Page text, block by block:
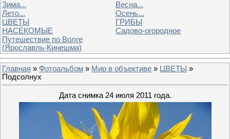
Зима...
Весна...
Лето...
Осень...
ЦВЕТЫ
ГРИБЫ
НАСЕКОМЫЕ
Садово-огородное
Путешествие по Волге
(Ярославль-Кинешма)
Главная » Фотоальбом » Мир в объективе » ЦВЕТЫ »
Подсолнух
Дата снимка 24 июля 2011 года.